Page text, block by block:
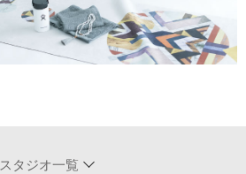
スタジオ一覧